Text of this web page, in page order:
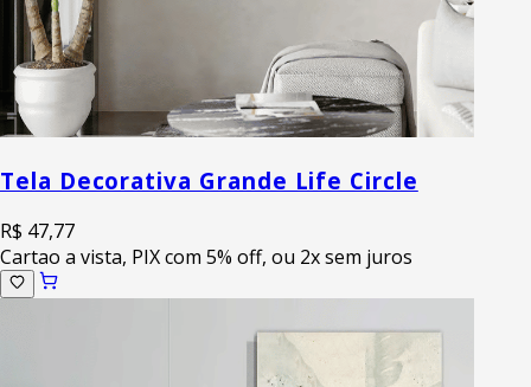
Tela Decorativa Grande Life Circle
R$ 47,77
Cartao a vista, PIX com 5% off, ou 2x sem juros